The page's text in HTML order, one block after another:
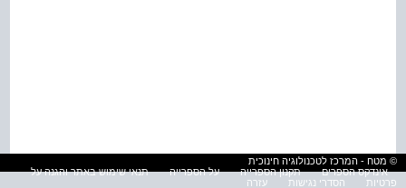
© מטח - המרכז לטכנולוגיה חינוכית
אינדקס הספרים
תקנון הספרייה על הספרייה
תנאי שימוש באתר והגנה על
פרטיות
הסדרי נגישות עזרה